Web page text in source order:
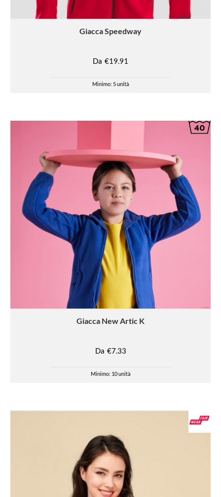
GiaccaSpeedway
Da €19.91
Minimo: 5 unità
Giacca New Artic K
Da €7.33
Minimo: 10 unità